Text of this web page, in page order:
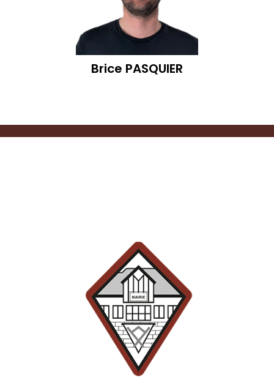
Brice PASQUIER